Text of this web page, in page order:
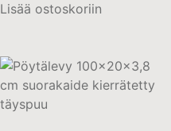
Lisää ostoskoriin